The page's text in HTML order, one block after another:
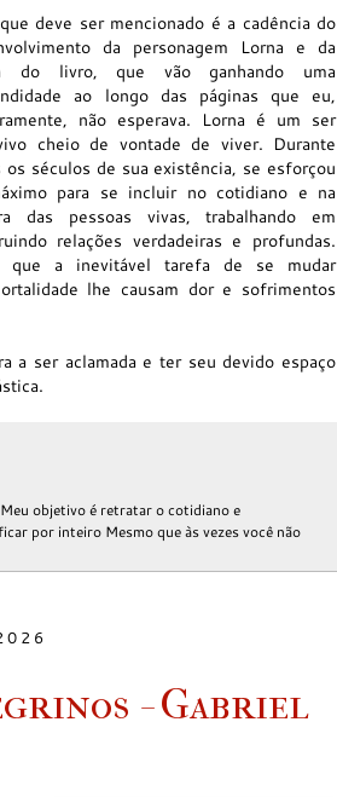
deve ser mencionado é a cadência do
da personagem Lorna e da
do livro, que vão ganhando uma
ao longo das páginas que eu,
não esperava. Lorna é um ser
cheio de vontade de viver. Durante
os séculos de sua existência, se esforçou
para se incluir no cotidiano e na
das pessoas vivas, trabalhando em
relações verdadeiras e profundas.
a inevitável tarefa de se mudar
lhe causam dor e sofrimentos
a ser aclamada e ter seu devido espaço
objetivo é retratar o cotidiano e
por inteiro Mesmo que às vezes você não
- Gabriel